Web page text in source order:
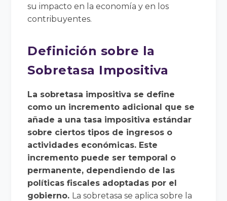
su impacto en la economía y en los
contribuyentes.
Definición sobre la
Sobretasa Impositiva
La sobretasa impositiva se define
como un incremento adicional que se
añade a una tasa impositiva estándar
sobre ciertos tipos de ingresos o
actividades económicas. Este
incremento puede ser temporal o
permanente, dependiendo de las
políticas fiscales adoptadas por el
gobierno. La sobretasa se aplica sobre la